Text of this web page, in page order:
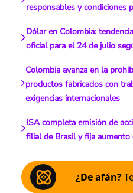
responsables y condiciones
Dólar en Colombia:
oficial para el 24 de julio
Colombia avanza en la
productos fabricados con
exigencias internacionales
ISA completa emisión de
filial de Brasil y fija aumento
¿De afán?